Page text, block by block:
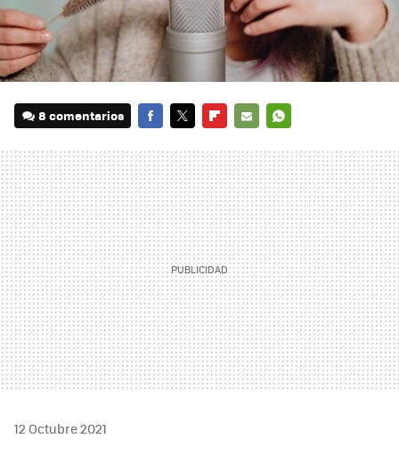
8 comentarios
MAIL
12 Octubre 2021